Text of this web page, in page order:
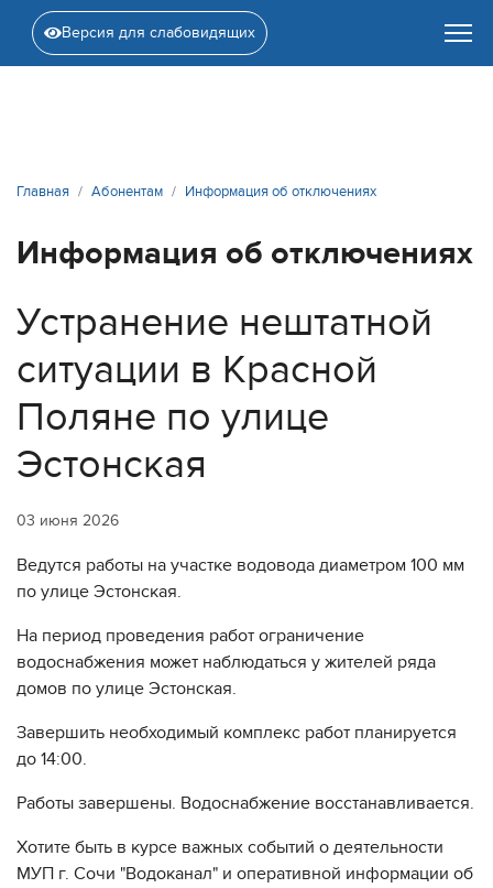
Версия для слабовидящих
Главная Абонентам Информация об отключениях
Информация об отключениях
Устранение нештатной
ситуации в Красной
Поляне по улице
Эстонская
03 июня 2026
Ведутся работы на участке водовода диаметром 100 мм
по улице Эстонская.
На период проведения работ ограничение
водоснабжения может наблюдаться у жителей ряда
домов по улице Эстонская.
Завершить необходимый комплекс работ планируется
до 14:00.
Работы завершены. Водоснабжение восстанавливается.
Хотите быть в курсе важных событий о деятельности
МУП г. Сочи "Водоканал" и оперативной информации об